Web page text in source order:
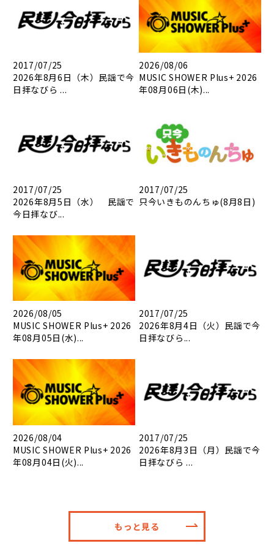
2017/07/25
2026年8月6日（木）民謡で今
日拝なびら ...
2026/08/06
MUSIC SHOWER Plus+ 2026
年08月06日(木)...
2017/07/25
2026年8月5日（水） 民謡で
今日拝なび...
2017/07/25
只今いきものんちゅ(8月8日)
2026/08/05
MUSIC SHOWER Plus+ 2026
年08月05日(水)...
2017/07/25
2026年8月4日（火）民謡で今
日拝なびら...
2026/08/04
MUSIC SHOWER Plus+ 2026
年08月04日(火)...
2017/07/25
2026年8月3日（月）民謡で今
日拝なびら ...
もっと見る